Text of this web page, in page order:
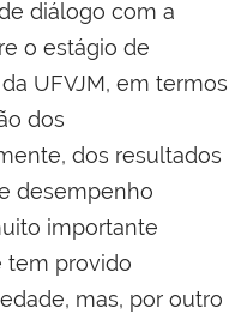
diálogo com a
o estágio de
UFVJM, em termos
dos
dos resultados
desempenho
importante
tem provido
mas, por outro